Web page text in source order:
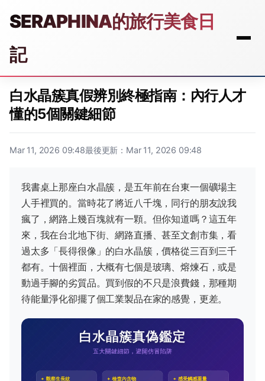
SERAPHINA的旅行美食日
記
白水晶簇真假辨別終極指南：內行人才
懂的5個關鍵細節
Mar 11, 2026 09:48最後更新：Mar 11, 2026 09:48
我書桌上那座白水晶簇，是五年前在台東一個礦場主
人手裡買的。當時花了將近八千塊，同行的朋友說我
瘋了，網路上幾百塊就有一顆。但你知道嗎？這五年
來，我在台北地下街、網路直播、甚至文創市集，看
過太多「長得很像」的白水晶簇，價格從三百到三千
都有。十個裡面，大概有七個是玻璃、熔煉石，或是
動過手腳的劣質品。買到假的不只是浪費錢，那種期
待能量淨化卻擺了個工業製品在家的感覺，更差。